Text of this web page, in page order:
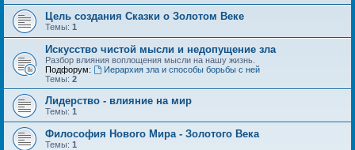
Цель создания Сказки о Золотом Веке
Темы: 1
Искусство чистой мысли и недопущение зла
Разбор влияния воплощения мысли на нашу жизнь.
Подфорум:
Иерархия зла и способы борьбы с ней
Темы: 2
Лидерство - влияние на мир
Темы: 1
Философия Нового Мира - Золотого Века
Темы: 1